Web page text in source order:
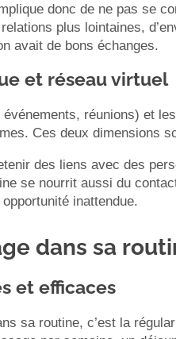
donc de ne pas se
plus lointaines,
avait de bons échanges.
et réseau virtuel
réunions) et
Ces deux dimensions
des liens avec des
se nourrit aussi du
inattendue.
dans sa
et efficaces
sa routine, c’est la